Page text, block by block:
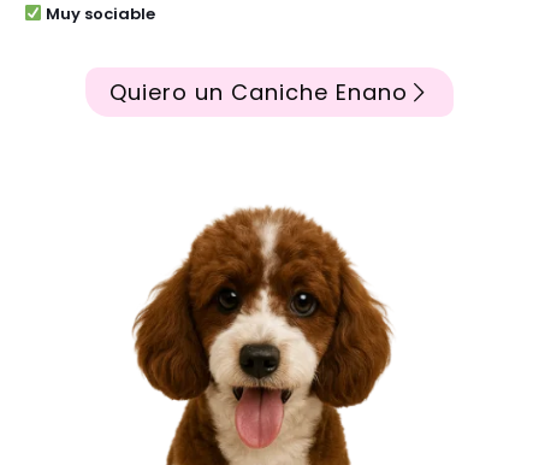
Muy sociable
Quiero un Caniche Enano